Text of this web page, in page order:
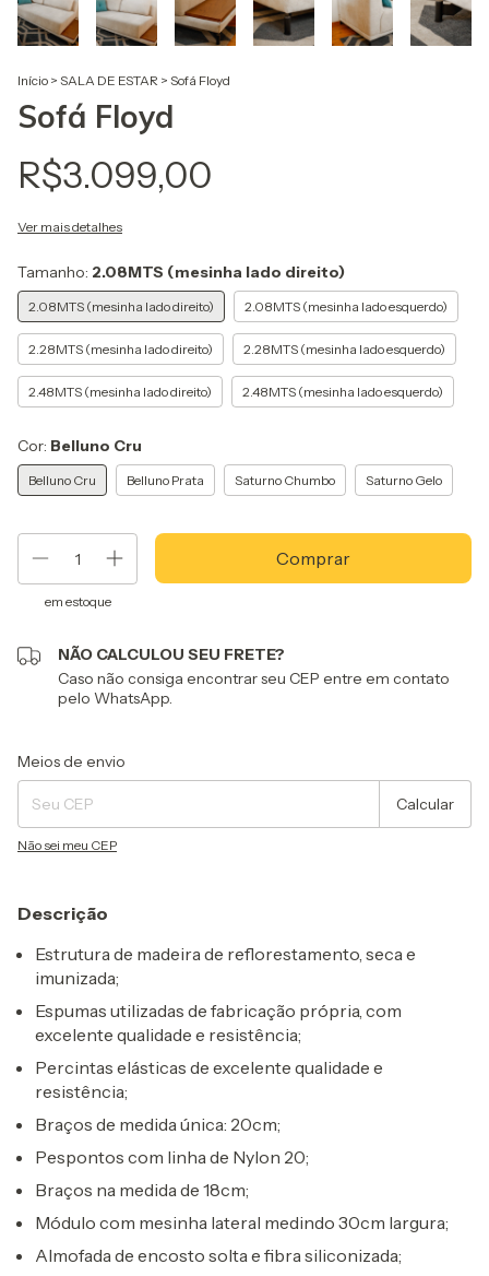
Início > SALA DE ESTAR > Sofá Floyd
Sofá Floyd
R$3.099,00
Ver mais detalhes
Tamanho: 2.08MTS (mesinha lado direito)
2.08MTS (mesinha lado direito) 2.08MTS (mesinha lado esquerdo)
2.28MTS (mesinha lado direito) 2.28MTS (mesinha lado esquerdo)
2.48MTS (mesinha lado direito) 2.48MTS (mesinha lado esquerdo)
Cor: Belluno Cru
Belluno Cru Belluno Prata Saturno Chumbo Saturno Gelo
em estoque
NÃO CALCULOU SEU FRETE?
Caso não consiga encontrar seu CEP entre em contato
pelo WhatsApp.
Entregas para o CEP:
Meios de envio
Calcular
Não sei meu CEP
Descrição
Estrutura de madeira de reflorestamento, seca e
imunizada;
Espumas utilizadas de fabricação própria, com
excelente qualidade e resistência;
Percintas elásticas de excelente qualidade e
resistência;
Braços de medida única: 20cm;
Pespontos com linha de Nylon 20;
Braços na medida de 18cm;
Módulo com mesinha lateral medindo 30cm largura;
Almofada de encosto solta e fibra siliconizada;